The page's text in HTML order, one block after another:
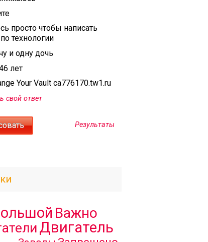
просто чтобы написать
технологии
и одну дочь
лет
Your Vault ca776170.tw1.ru
свой ответ
Результаты
Важно
Двигатель